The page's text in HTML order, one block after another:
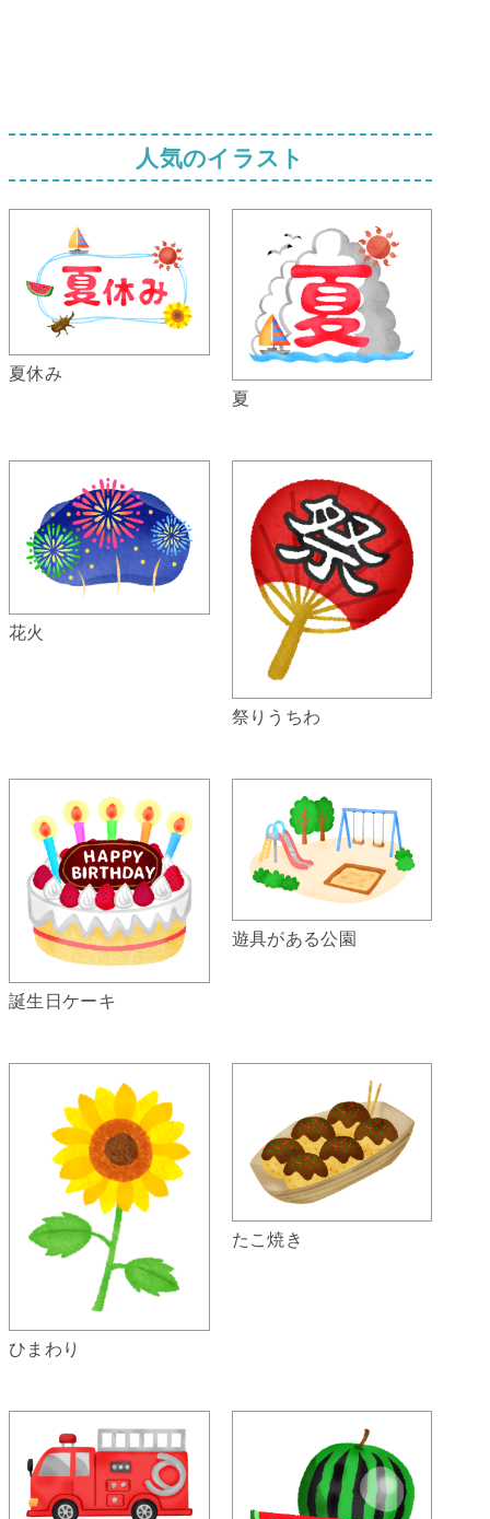
人気のイラスト
夏休み
夏
花火
祭りうちわ
誕生日ケーキ
遊具がある公園
ひまわり
たこ焼き